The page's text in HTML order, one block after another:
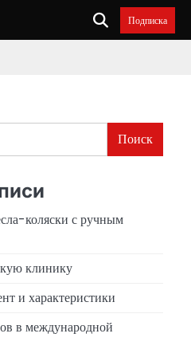
Подписка
Поиск
коляски с ручным
клинику
и характеристики
в международной